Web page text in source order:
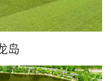
岛